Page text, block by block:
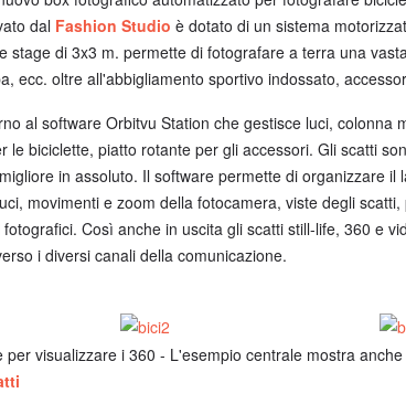
dal Fashion Studio è dotato di un sistema
stage di 3x3 m. permette di fotografare a terra una
ecc. oltre all'abbigliamento sportivo indossato,
al software Orbitvu Station che gestisce luci,
le biciclette, piatto rotante per gli accessori. Gli scatti
in assoluto. Il software permette di organizzare
movimenti e zoom della fotocamera, viste degli
Così anche in uscita gli scatti still-life, 360 e
i diversi canali della comunicazione.
per visualizzare i 360 - L'esempio centrale mostra